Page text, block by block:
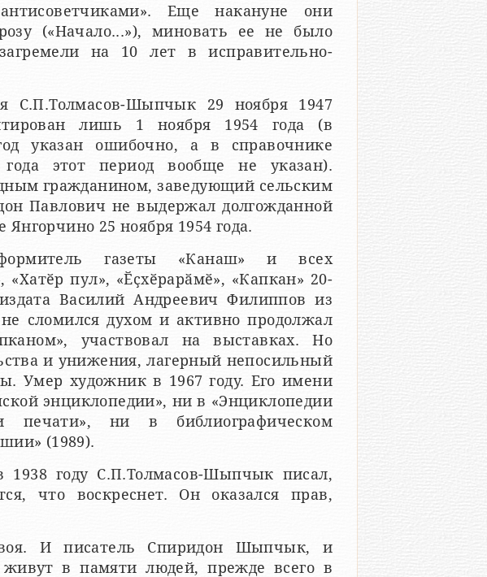
Еще накануне они
(«Начало...»), миновать ее не было
на 10 лет в исправительно-
С.П.Толмасов-Шыпчык 29 ноября 1947
лишь 1 ноября 1954 года (в
указан ошибочно, а в справочнике
этот период вообще не указан).
гражданином, заведующий сельским
Павлович не выдержал долгожданной
25 ноября 1954 года.
газеты «Канаш» и всех
пул», «Ӗҫхӗрарӑмӗ», «Капкан» 20-
Василий Андреевич Филиппов из
не сломился духом и активно продолжал
участвовал на выставках. Но
и унижения, лагерный непосильный
Умер художник в 1967 году. Его имени
энциклопедии», ни в «Энциклопедии
печати», ни в библиографическом
(1989).
1938 году С.П.Толмасов-Шыпчык писал,
что воскреснет. Он оказался прав,
И писатель Спиридон Шыпчык, и
в памяти людей, прежде всего в